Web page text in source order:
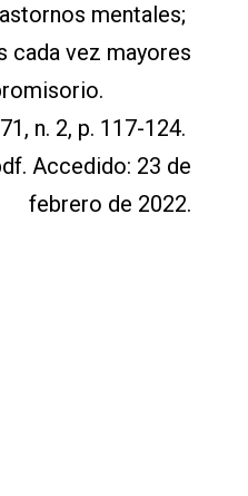
mentales;
cada vez mayores
n. 2, p. 117-124.
Accedido: 23 de
febrero de 2022.